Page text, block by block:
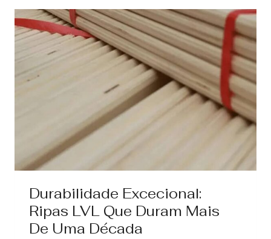
SEGURANÇA
DEFINITIVO
PARA
BELICHES
Durabilidade Excecional:
Ripas LVL Que Duram Mais
De Uma Década